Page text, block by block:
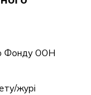
Фонду ООН
журі